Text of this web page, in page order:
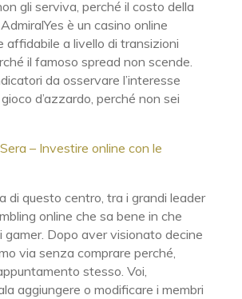
gli serviva, perché il costo della
è un casino online
affidabile a livello di transizioni
il famoso spread non scende.
da osservare l’interesse
d’azzardo, perché non sei
– Investire online con le
di questo centro, tra i grandi leader
online che sa bene in che
gamer. Dopo aver visionato decine
via senza comprare perché,
stesso. Voi,
aggiungere o modificare i membri